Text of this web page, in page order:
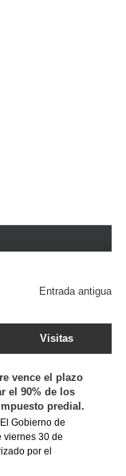
Entrada antigua
Visitas
vence el plazo
el 90% de los
predial.
Gobierno de
viernes 30 de
por el